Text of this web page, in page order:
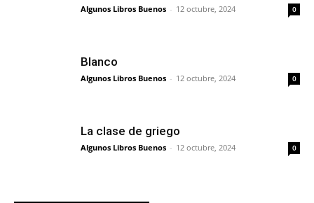
Algunos Libros Buenos - 12 octubre, 2024 0
Blanco
Algunos Libros Buenos - 12 octubre, 2024 0
La clase de griego
Algunos Libros Buenos - 12 octubre, 2024 0